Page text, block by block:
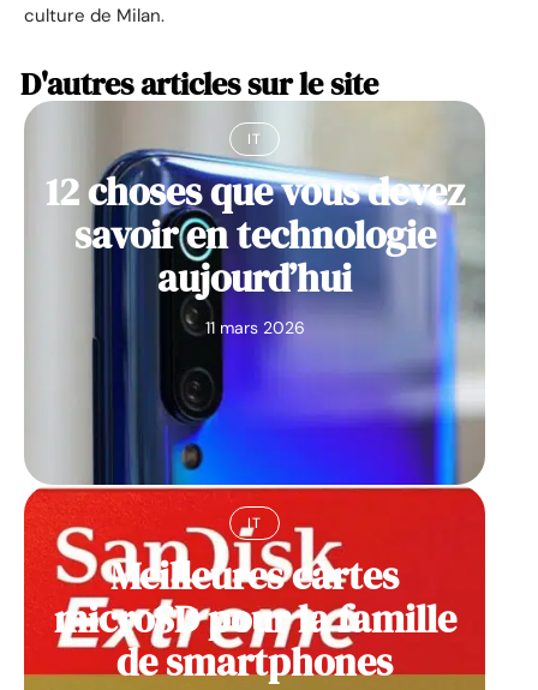
culture de Milan.
D'autres articles sur le site
IT
12 choses que vous devez
savoir en technologie
aujourd’hui
11 mars 2026
IT
Meilleures cartes
microSD pour la famille
de smartphones